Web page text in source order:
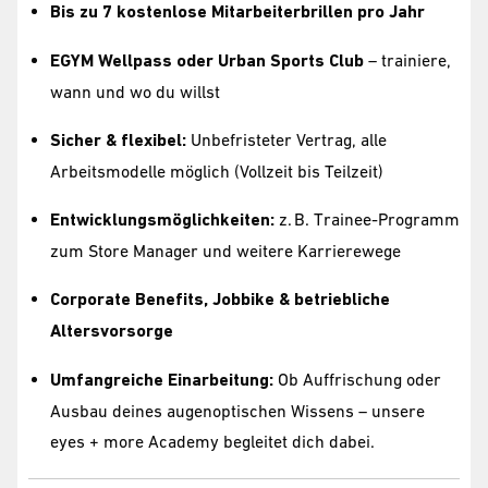
Bis zu 7 kostenlose Mitarbeiterbrillen pro Jahr
EGYM Wellpass oder Urban Sports Club – trainiere,
wann und wo du willst
Sicher & flexibel: Unbefristeter Vertrag, alle
Arbeitsmodelle möglich (Vollzeit bis Teilzeit)
Entwicklungsmöglichkeiten: z. B. Trainee-Programm
zum Store Manager und weitere Karrierewege
Corporate Benefits, Jobbike & betriebliche
Altersvorsorge
Umfangreiche Einarbeitung: Ob Auffrischung oder
Ausbau deines augenoptischen Wissens – unsere
eyes + more Academy begleitet dich dabei.